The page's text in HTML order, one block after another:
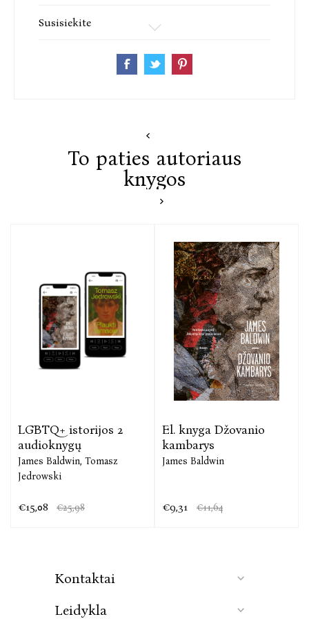
Susisiekite
To paties autoriaus
knygos
LGBTQ+ istorijos 2
audioknygų
James Baldwin, Tomasz
Jedrowski
€15,08 €25,98
El. knyga Džovanio
kambarys
James Baldwin
€9,31 €11,64
Kontaktai
Leidykla